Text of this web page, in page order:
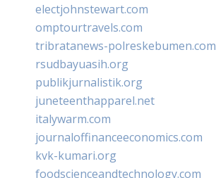
electjohnstewart.com
omptourtravels.com
tribratanews-polreskebumen.com
rsudbayuasih.org
publikjurnalistik.org
juneteenthapparel.net
italywarm.com
journaloffinanceeconomics.com
kvk-kumari.org
foodscienceandtechnology.com